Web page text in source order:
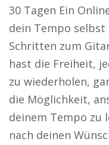
30 Tagen Ein
dein Tempo
Schritten zum
hast die Freiheit,
zu wiederholen,
die Möglichkeit,
deinem Tempo zu
nach deinen